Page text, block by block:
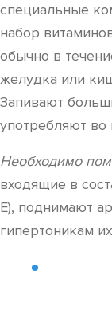
специальные
набор
обычно в
желудка или
Запивают
употребляют
Необходимо
входящие в
Е), поднимают
гипертоникам